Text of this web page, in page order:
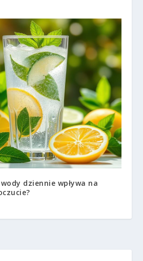
dziennie wpływa na